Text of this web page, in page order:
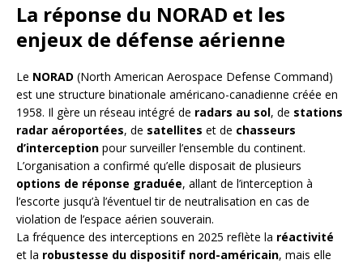
La réponse du NORAD et les
enjeux de défense aérienne
Le NORAD (North American Aerospace Defense Command)
est une structure binationale américano-canadienne créée en
1958. Il gère un réseau intégré de radars au sol, de stations
radar aéroportées, de satellites et de chasseurs
d’interception pour surveiller l’ensemble du continent.
L’organisation a confirmé qu’elle disposait de plusieurs
options de réponse graduée, allant de l’interception à
l’escorte jusqu’à l’éventuel tir de neutralisation en cas de
violation de l’espace aérien souverain.
La fréquence des interceptions en 2025 reflète la réactivité
et la robustesse du dispositif nord-américain, mais elle